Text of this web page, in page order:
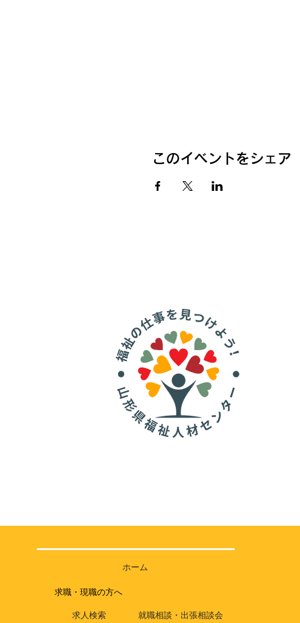
このイベントをシェア
ホーム
求職・現職の方へ
求人検索 就職相談・出張相談会